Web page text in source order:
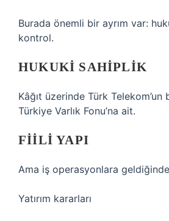
Burada önemli bir ayrım var:
kontrol.
HUKUKI SAHIPLIK
Kâğıt üzerinde Türk Telekom’un
Türkiye Varlık Fonu’na ait.
FIILI YAPI
Ama iş operasyonlara
Yatırım kararları